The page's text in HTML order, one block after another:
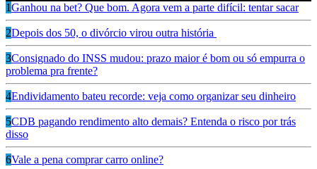
1Ganhou na bet? Que bom. Agora vem a parte difícil: tentar sacar
2Depois dos 50, o divórcio virou outra história
3Consignado do INSS mudou: prazo maior é bom ou só empurra o
problema pra frente?
4Endividamento bateu recorde: veja como organizar seu dinheiro
5CDB pagando rendimento alto demais? Entenda o risco por trás
disso
6Vale a pena comprar carro online?